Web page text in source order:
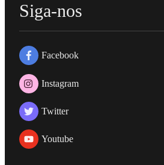
Siga-nos
Facebook
Instagram
Twitter
Youtube